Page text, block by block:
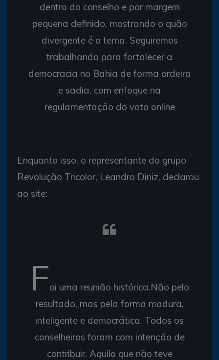
dentro do conselho e por margem
pequena definido, mostrando o quão
divergente é o tema. Seguiremos
trabalhando para fortalecer a
democracia no Bahia de forma ordeira
e sadia, com enfoque na
regulamentação do voto online
Enquanto isso, o representante do grupo
Revolução Tricolor, Leandro Diniz, declarou
ao site:
Foi uma reunião histórica.Não pelo
resultado, mas pela forma madura,
inteligente e democrática. Todos os
conselheiros foram com intenção de
contribuir. Aquilo que não teve